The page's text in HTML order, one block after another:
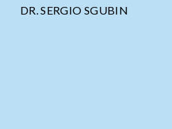
DR. SERGIO SGUBIN